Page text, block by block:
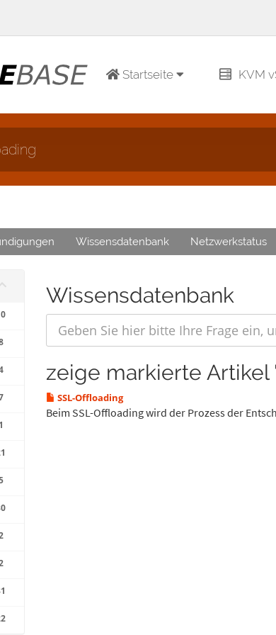
Startseite KVM
Wissensdatenbank Netzwerkstatus
Wissensdatenbank
1
zeige markierte Artikel
SSL-Offloading
Beim SSL-Offloading wird der Prozess der